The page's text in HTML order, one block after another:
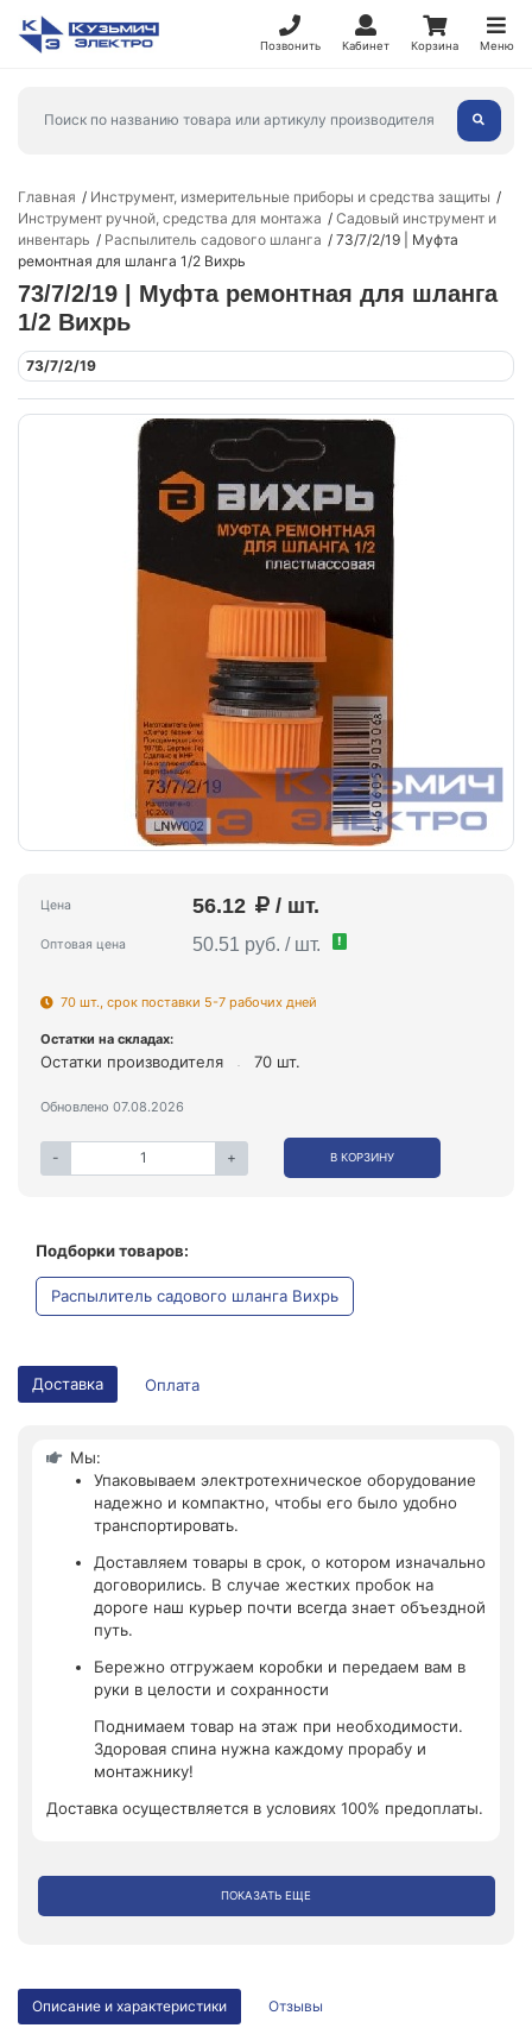
Позвонить Кабинет Корзина Меню
Главная
Инструмент, измерительные приборы и средства защиты
Инструмент ручной, средства для монтажа
Садовый инструмент и
инвентарь
Распылитель садового шланга
73/7/2/19 | Муфта
ремонтная для шланга 1/2 Вихрь
73/7/2/19 | Муфта ремонтная для шланга
1/2 Вихрь
73/7/2/19
Цена 56.12 / шт.
Оптовая цена 50.51 руб. / шт. !
70 шт., срок поставки 5-7 рабочих дней
Остатки на складах:
Остатки производителя 70 шт.
Обновлено 07.08.2026
- + В КОРЗИНУ
Подборки товаров:
Распылитель садового шланга Вихрь
Доставка Оплата
Мы:
Упаковываем электротехническое оборудование
надежно и компактно, чтобы его было удобно
транспортировать.
Доставляем товары в срок, о котором изначально
договорились. В случае жестких пробок на
дороге наш курьер почти всегда знает объездной
путь.
Бережно отгружаем коробки и передаем вам в
руки в целости и сохранности
Поднимаем товар на этаж при необходимости.
Здоровая спина нужна каждому прорабу и
монтажнику!
Доставка осуществляется в условиях 100% предоплаты.
ПОКАЗАТЬ ЕЩЕ
Описание и характеристики Отзывы